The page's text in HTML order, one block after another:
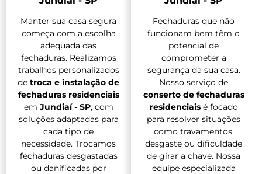
Manter sua casa segura
começa com a escolha
adequada das
fechaduras. Realizamos
trabalhos personalizados
de troca e instalação de
fechaduras residenciais
em Jundiaí - SP, com
soluções adaptadas para
cada tipo de
necessidade. Trocamos
fechaduras desgastadas
ou danificadas por
Fechaduras que não
funcionam bem têm o
potencial de
comprometer a
segurança da sua casa.
Nosso serviço de
conserto de fechaduras
residenciaisé focado
para resolver situações
como travamentos,
desgaste ou dificuldade
de girar a chave. Nossa
equipe especializada